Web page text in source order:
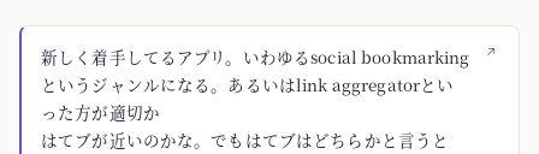
↗
新しく着手してるアプリ。いわゆるsocial bookmarking
というジャンルになる。あるいはlink aggregatorとい
った方が適切か
はてブが近いのかな。でもはてブはどちらかと言うと